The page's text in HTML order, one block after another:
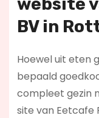
BV in
Hoewel uit eten
bepaald
compleet gezin
site van Eetcafe